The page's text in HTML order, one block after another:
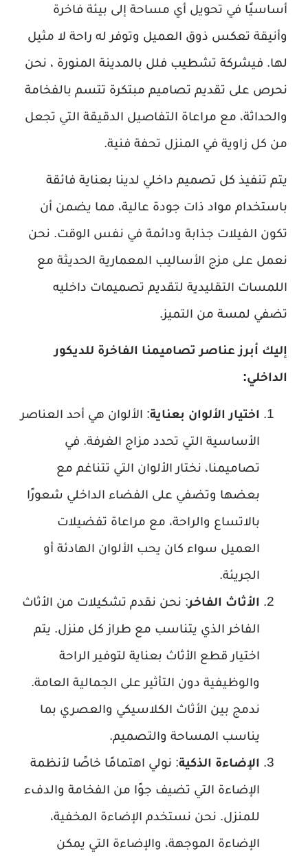
أساسيًا في تحويل أي مساحة إلى بيئة فاخرة
وأنيقة تعكس ذوق العميل وتوفر له راحة لا مثيل
لها. فيشركة تشطيب فلل بالمدينة المنورة ، نحن
نحرص على تقديم تصاميم مبتكرة تتسم بالفخامة
والحداثة، مع مراعاة التفاصيل الدقيقة التي تجعل
من كل زاوية في المنزل تحفة فنية.
يتم تنفيذ كل تصميم داخلي لدينا بعناية فائقة
باستخدام مواد ذات جودة عالية، مما يضمن أن
تكون الفيلات جذابة ودائمة في نفس الوقت. نحن
نعمل على مزج الأساليب المعمارية الحديثة مع
اللمسات التقليدية لتقديم تصميمات داخليه
تضفي لمسة من التميز.
إليك أبرز عناصر تصاميمنا الفاخرة للديكور
الداخلي:
اختيار الألوان بعناية: الألوان هي أحد العناصر
الأساسية التي تحدد مزاج الغرفة. في
تصاميمنا، نختار الألوان التي تتناغم مع
بعضها وتضفي على الفضاء الداخلي شعورًا
بالاتساع والراحة، مع مراعاة تفضيلات
العميل سواء كان يحب الألوان الهادئة أو
الجريئة.
الأثاث الفاخر: نحن نقدم تشكيلات من الأثاث
الفاخر الذي يتناسب مع طراز كل منزل. يتم
اختيار قطع الأثاث بعناية لتوفير الراحة
والوظيفية دون التأثير على الجمالية العامة.
ندمج بين الأثاث الكلاسيكي والعصري بما
يناسب المساحة والتصميم.
الإضاءة الذكية: نولي اهتمامًا خاصًا لأنظمة
الإضاءة التي تضيف جوًا من الفخامة والدفء
للمنزل. نحن نستخدم الإضاءة المخفية،
الإضاءة الموجهة، والإضاءة التي يمكن